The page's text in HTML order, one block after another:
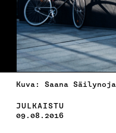
Kuva: Saana Säilynoja
JULKAISTU
09.08.2016